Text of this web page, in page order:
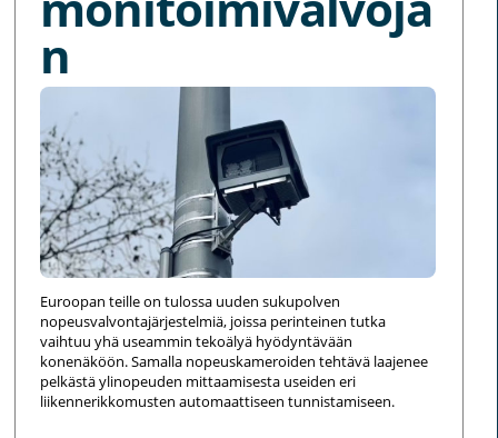
n
Euroopan teille on tulossa uuden sukupolven
nopeusvalvontajärjestelmiä, joissa perinteinen tutka
vaihtuu yhä useammin tekoälyä hyödyntävään
konenäköön. Samalla nopeuskameroiden tehtävä laajenee
pelkästä ylinopeuden mittaamisesta useiden eri
liikennerikkomusten automaattiseen tunnistamiseen.